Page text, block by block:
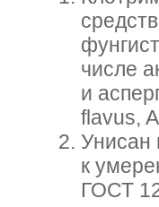
числе
и
flavus,
Унисан
к
ГОСТ